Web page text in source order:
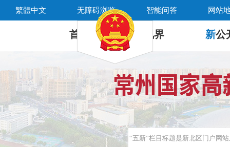
繁體中文 无障碍浏览 智能问答 网站
首 页 新 视界 新公